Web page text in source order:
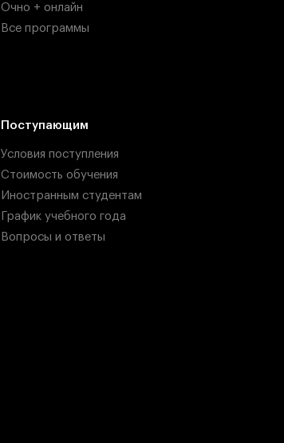
Очно + онлайн
Все программы
Поступающим
Условия поступления
Стоимость обучения
Иностранным студентам
График учебного года
Вопросы и ответы